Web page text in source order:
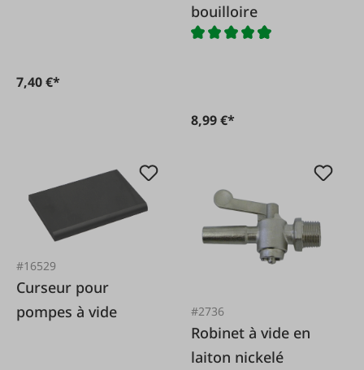
7,40 €*
bouilloire
8,99 €*
#16529
Curseur pour
pompes à vide
#2736
Robinet à vide en
laiton nickelé